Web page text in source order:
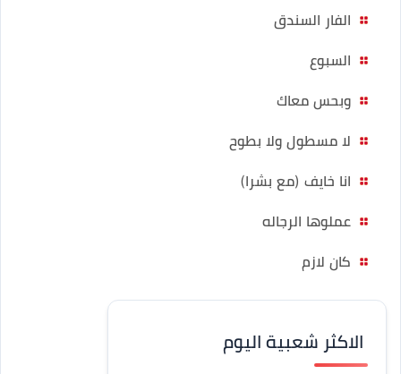
الفار السندق
السبوع
وبحس معاك
لا مسطول ولا بطوح
انا خايف (مع بشرا)
عملوها الرجاله
كان لازم
الاكثر شعبية اليوم